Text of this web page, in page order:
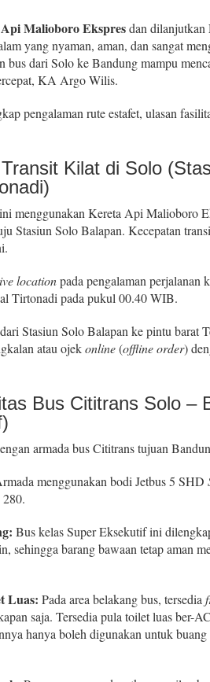
Malioboro Ekspresdan dilanjutkan
yang nyaman, aman, dan sangat
bus dari Solo ke Bandung mampu
KA Argo Wilis.
pengalaman rute estafet, ulasan
Kilat di Solo
menggunakan Kereta Api Malioboro
Stasiun Solo Balapan. Kecepatan
locationpada pengalaman perjalanan
Tirtonadi pada pukul 00.40 WIB.
Stasiun Solo Balapan ke pintu barat
atau ojekonline(offline order)
Bus Cititrans Solo –
armada bus Cititrans tujuan
menggunakan bodi Jetbus 5 SHD
Bus kelas Super Eksekutif ini
sehingga barang bawaan tetap aman
Luas: Pada area belakang bus, tersedia
saja. Tersedia pula toilet luas ber-
hanya boleh digunakan untuk